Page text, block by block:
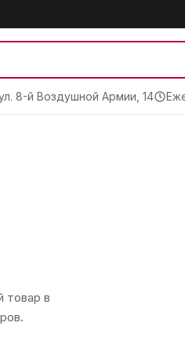
8-й Воздушной Армии, 14
товар в